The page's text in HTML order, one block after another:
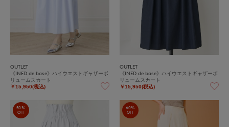
OUTLET
《INED de base》ハイウエストギャザーボ
リュームスカート
￥15,950(税込)
OUTLET
《INED de base》ハイウエストギャザーボ
リュームスカート
￥15,950(税込)
50%
OFF
60%
OFF